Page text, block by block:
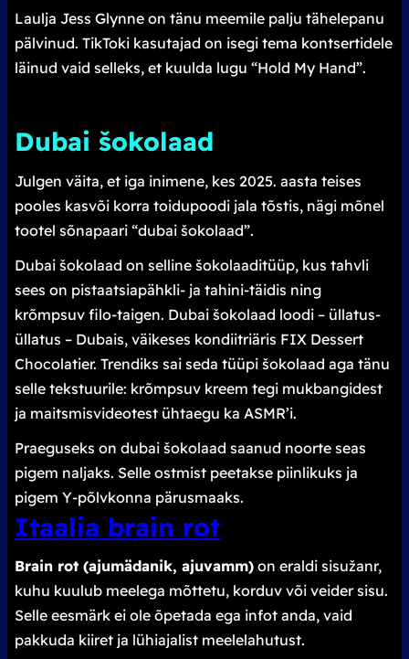
Laulja Jess Glynne on tänu meemile palju tähelepanu
pälvinud. TikToki kasutajad on isegi tema kontsertidele
läinud vaid selleks, et kuulda lugu “Hold My Hand”.
Dubai šokolaad
Julgen väita, et iga inimene, kes 2025. aasta teises
pooles kasvõi korra toidupoodi jala tõstis, nägi mõnel
tootel sõnapaari “dubai šokolaad”.
Dubai šokolaad on selline šokolaaditüüp, kus tahvli
sees on pistaatsiapähkli- ja tahini-täidis ning
krõmpsuv filo-taigen. Dubai šokolaad loodi – üllatus-
üllatus – Dubais, väikeses kondiitriäris FIX Dessert
Chocolatier. Trendiks sai seda tüüpi šokolaad aga tänu
selle tekstuurile: krõmpsuv kreem tegi mukbangidest
ja maitsmisvideotest ühtaegu ka ASMR’i.
Praeguseks on dubai šokolaad saanud noorte seas
pigem naljaks. Selle ostmist peetakse piinlikuks ja
pigem Y-põlvkonna pärusmaaks.
Itaalia brain rot
Brain rot (ajumädanik, ajuvamm) on eraldi sisužanr,
kuhu kuulub meelega mõttetu, korduv või veider sisu.
Selle eesmärk ei ole õpetada ega infot anda, vaid
pakkuda kiiret ja lühiajalist meelelahutust.